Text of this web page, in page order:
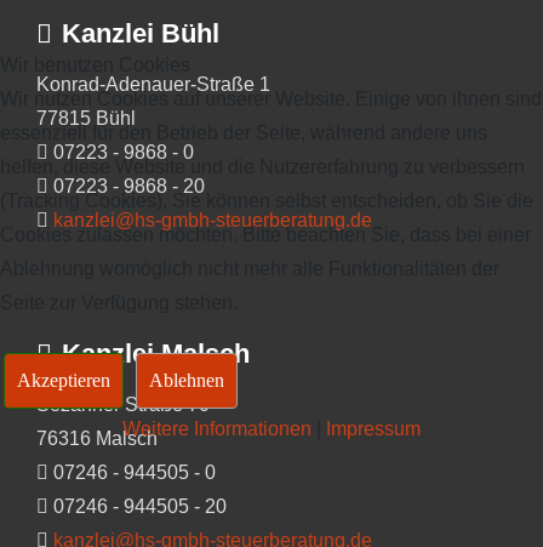
Kanzlei Bühl
Konrad-Adenauer-Straße 1
77815 Bühl
07223 - 9868 - 0
07223 - 9868 - 20
kanzlei@hs-gmbh-steuerberatung.de
Kanzlei Malsch
Sézanner Straße 70
76316 Malsch
07246 - 944505 - 0
07246 - 944505 - 20
kanzlei@hs-gmbh-steuerberatung.de
Cookies zulassen möchten. Bitte beachten Sie, dass bei einer
Akzeptieren Ablehnen
Weitere Informationen Impressum